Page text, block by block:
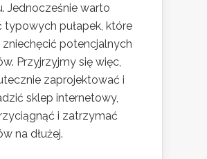
Jednocześnie warto
typowych pułapek, które
potencjalnych
Przyjrzyjmy się więc,
zaprojektować i
sklep internetowy,
i zatrzymać
na dłużej.